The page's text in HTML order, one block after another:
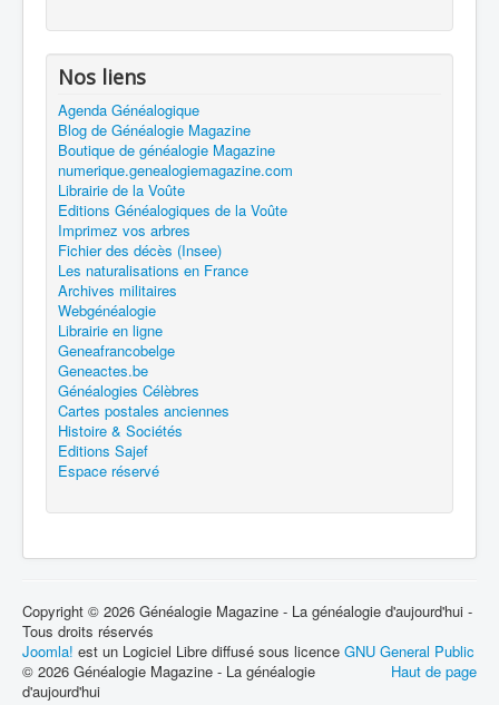
Nos liens
Agenda Généalogique
Blog de Généalogie Magazine
Boutique de généalogie Magazine
numerique.genealogiemagazine.com
Librairie de la Voûte
Editions Généalogiques de la Voûte
Imprimez vos arbres
Fichier des décès (Insee)
Les naturalisations en France
Archives militaires
Webgénéalogie
Librairie en ligne
Geneafrancobelge
Geneactes.be
Généalogies Célèbres
Cartes postales anciennes
Histoire & Sociétés
Editions Sajef
Espace réservé
Copyright © 2026 Généalogie Magazine - La généalogie d'aujourd'hui -
Tous droits réservés
Joomla! est un Logiciel Libre diffusé sous licence GNU General Public
Haut de page
© 2026 Généalogie Magazine - La généalogie
d'aujourd'hui